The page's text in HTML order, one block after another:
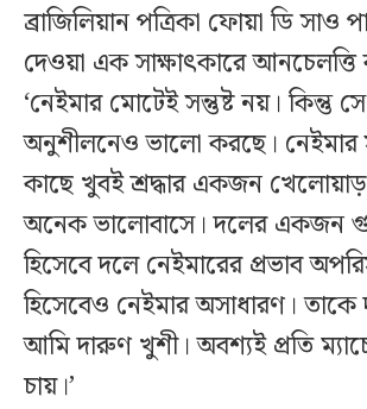
ব্রাজিলিয়ান পত্রিকা ফোয়া ডি সাও
দেওয়া এক সাক্ষাৎকারে
‘নেইমার মোটেই সন্তুষ্ট নয়। কিন্তু
অনুশীলনেও ভালো করছে। নেইমার
কাছে খুবই শ্রদ্ধার একজন
অনেক ভালোবাসে। দলের একজন
হিসেবে দলে নেইমারের প্রভাব
হিসেবেও নেইমার অসাধারণ।
আমি দারুণ খুশী। অবশ্যই প্রতি
চায়।’